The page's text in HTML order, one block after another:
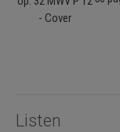
Listen